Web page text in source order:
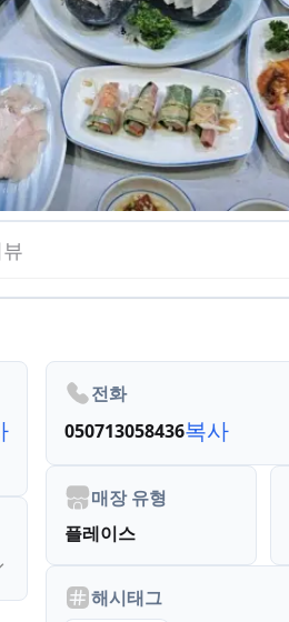
전화
050713058436복사
매장 유형
플레이스
해시태그